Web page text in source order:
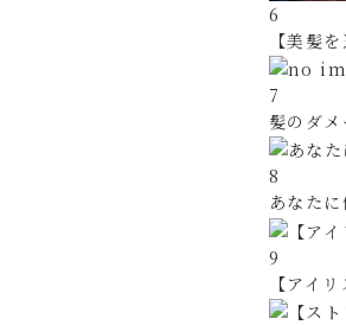
6
【美髪
7
髪のダ
8
あなた
9
【アイ